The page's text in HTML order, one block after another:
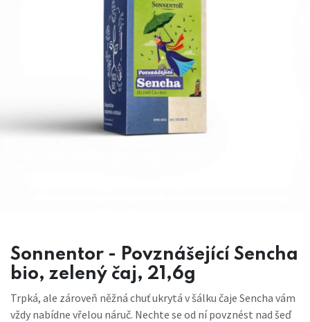
Sonnentor - Povznášející Sencha
bio, zelený čaj, 21,6g
Trpká, ale zároveň něžná chuť ukrytá v šálku čaje Sencha vám
vždy nabídne vřelou náruč. Nechte se od ní povznést nad šeď